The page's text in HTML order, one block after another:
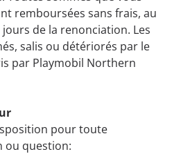
remboursées sans frais, au
de la renonciation. Les
salis ou détériorés par le
par Playmobil Northern
pour toute
ou question: